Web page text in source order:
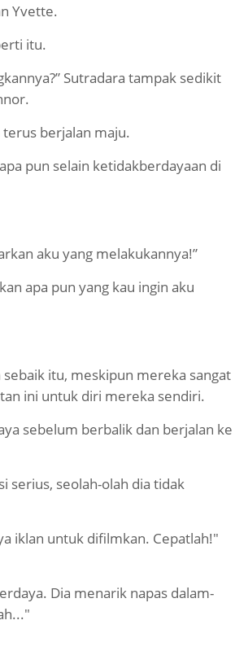
Yvette.
itu.
Sutradara tampak sedikit
terus berjalan maju.
pun selain ketidakberdayaan di
aku yang melakukannya!”
apa pun yang kau ingin aku
itu, meskipun mereka sangat
ini untuk diri mereka sendiri.
sebelum berbalik dan berjalan ke
serius, seolah-olah dia tidak
iklan untuk difilmkan. Cepatlah!"
Dia menarik napas dalam-